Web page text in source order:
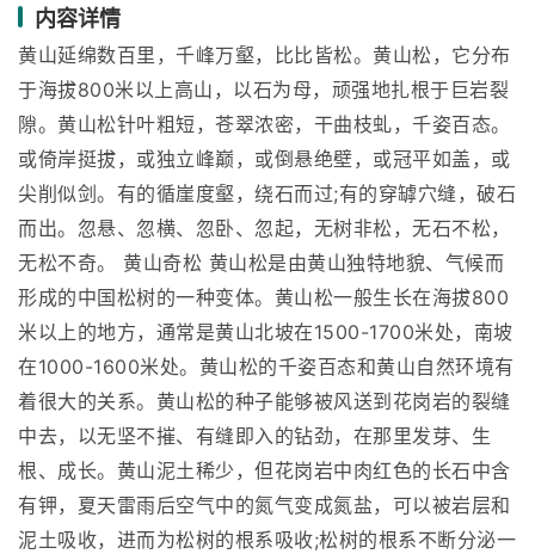
内容详情
黄山延绵数百里，千峰万壑，比比皆松。黄山松，它分布
于海拔800米以上高山，以石为母，顽强地扎根于巨岩裂
隙。黄山松针叶粗短，苍翠浓密，干曲枝虬，千姿百态。
或倚岸挺拔，或独立峰巅，或倒悬绝壁，或冠平如盖，或
尖削似剑。有的循崖度壑，绕石而过;有的穿罅穴缝，破石
而出。忽悬、忽横、忽卧、忽起，无树非松，无石不松，
无松不奇。 黄山奇松 黄山松是由黄山独特地貌、气候而
形成的中国松树的一种变体。黄山松一般生长在海拔800
米以上的地方，通常是黄山北坡在1500-1700米处，南坡
在1000-1600米处。黄山松的千姿百态和黄山自然环境有
着很大的关系。黄山松的种子能够被风送到花岗岩的裂缝
中去，以无坚不摧、有缝即入的钻劲，在那里发芽、生
根、成长。黄山泥土稀少，但花岗岩中肉红色的长石中含
有钾，夏天雷雨后空气中的氮气变成氮盐，可以被岩层和
泥土吸收，进而为松树的根系吸收;松树的根系不断分泌一